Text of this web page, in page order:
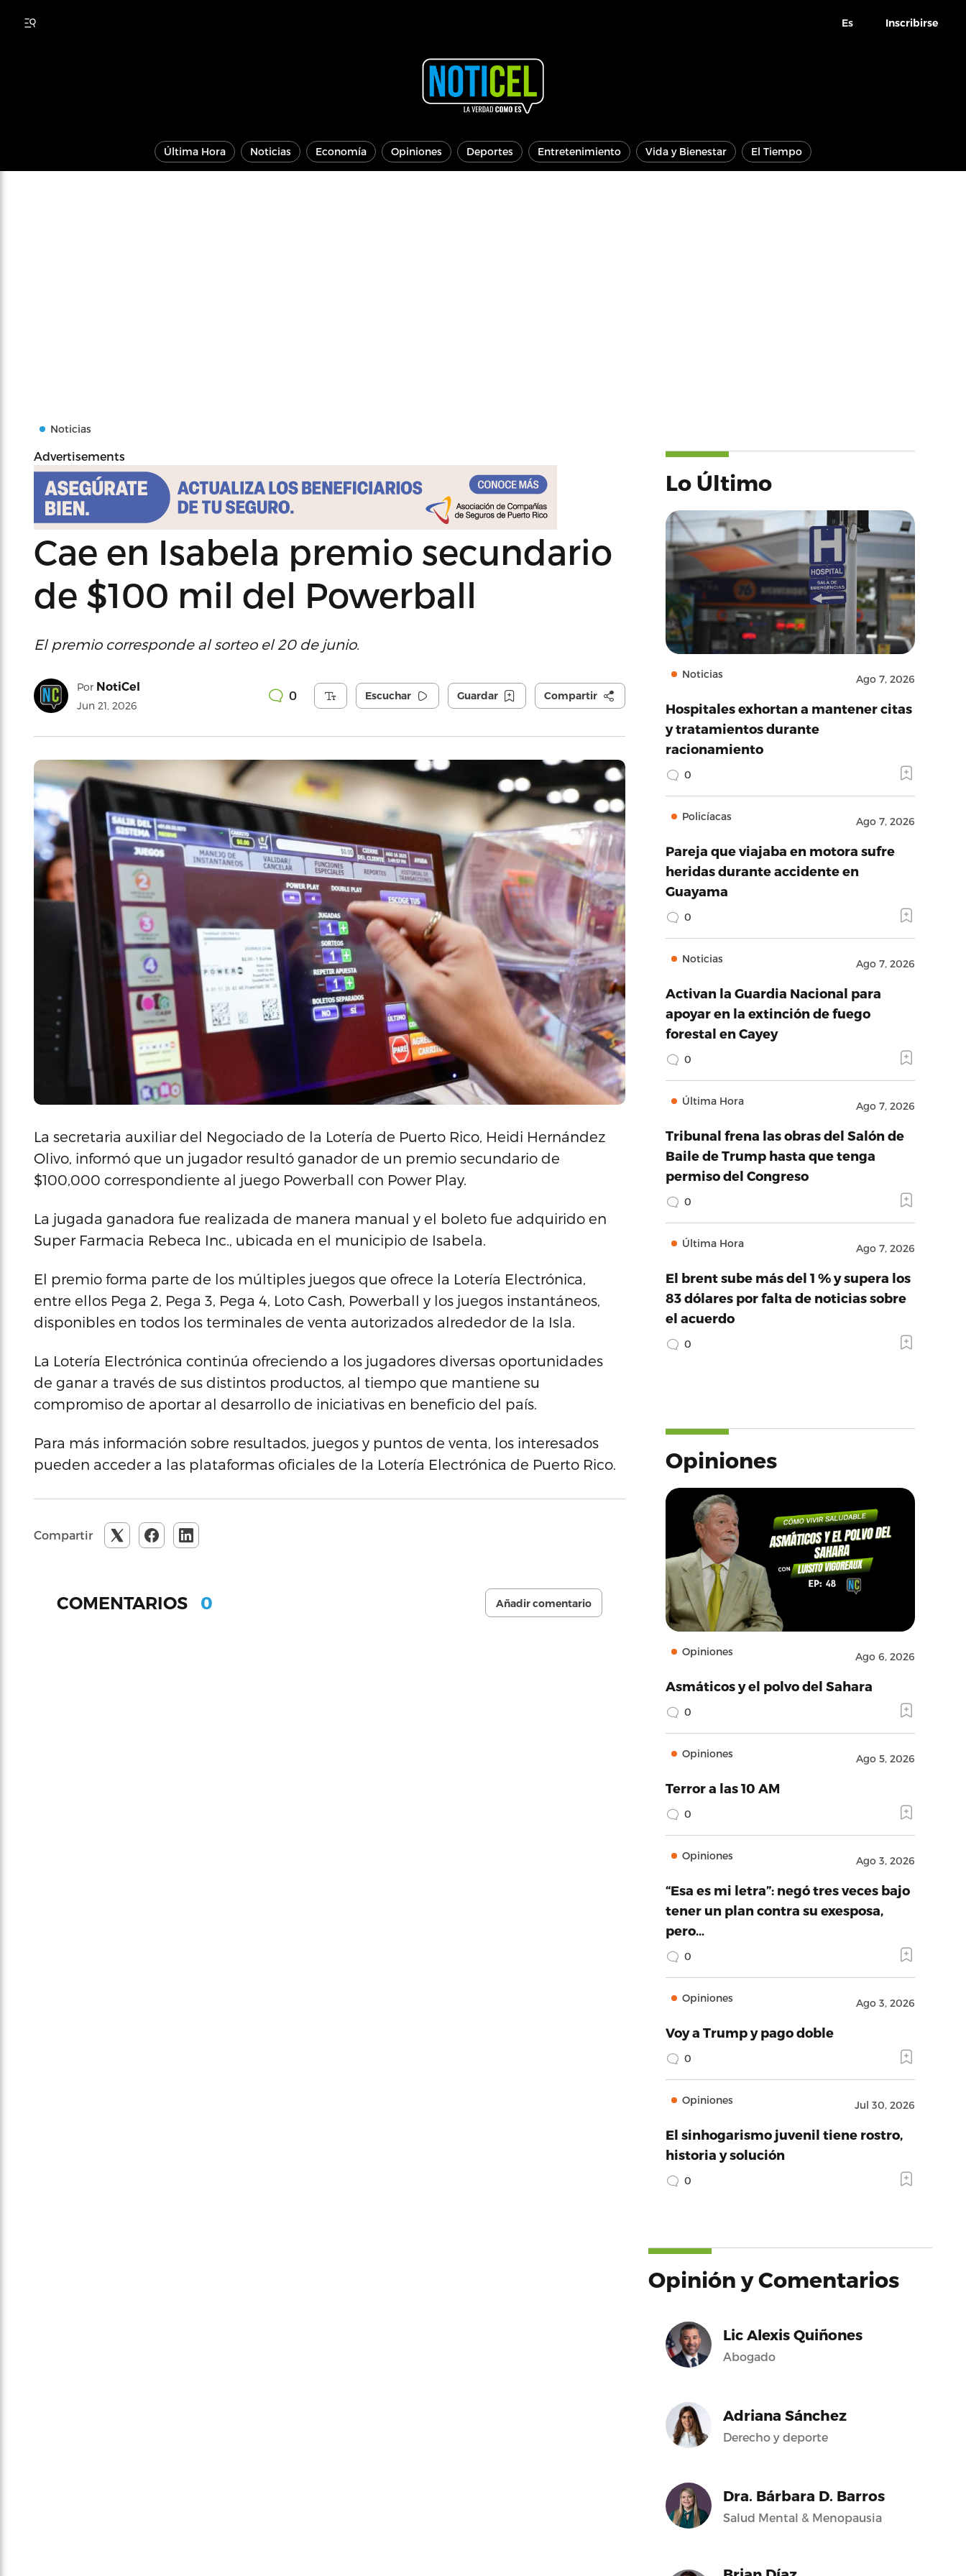
Es Inscribirse
Última Hora Noticias Economía Opiniones Deportes Entretenimiento Vida y Bienestar El Tiempo
Noticias
Advertisements
Cae en Isabela premio secundario
de $100 mil del Powerball
El premio corresponde al sorteo el 20 de junio.
Por NotiCel
Jun 21, 2026
0 Escuchar Guardar Compartir
La secretaria auxiliar del Negociado de la Lotería de Puerto Rico, Heidi Hernández
Olivo, informó que un jugador resultó ganador de un premio secundario de
$100,000 correspondiente al juego Powerball con Power Play.
La jugada ganadora fue realizada de manera manual y el boleto fue adquirido en
Super Farmacia Rebeca Inc., ubicada en el municipio de Isabela.
El premio forma parte de los múltiples juegos que ofrece la Lotería Electrónica,
entre ellos Pega 2, Pega 3, Pega 4, Loto Cash, Powerball y los juegos instantáneos,
disponibles en todos los terminales de venta autorizados alrededor de la Isla.
La Lotería Electrónica continúa ofreciendo a los jugadores diversas oportunidades
de ganar a través de sus distintos productos, al tiempo que mantiene su
compromiso de aportar al desarrollo de iniciativas en beneficio del país.
Para más información sobre resultados, juegos y puntos de venta, los interesados
pueden acceder a las plataformas oficiales de la Lotería Electrónica de Puerto Rico.
Compartir
COMENTARIOS 0 Añadir comentario
Lo Último
Noticias Ago 7, 2026
Hospitales exhortan a mantener citas
y tratamientos durante
racionamiento
0
Policíacas Ago 7, 2026
Pareja que viajaba en motora sufre
heridas durante accidente en
Guayama
0
Noticias Ago 7, 2026
Activan la Guardia Nacional para
apoyar en la extinción de fuego
forestal en Cayey
0
Última Hora Ago 7, 2026
Tribunal frena las obras del Salón de
Baile de Trump hasta que tenga
permiso del Congreso
0
Última Hora Ago 7, 2026
El brent sube más del 1 % y supera los
83 dólares por falta de noticias sobre
el acuerdo
0
Opiniones
Opiniones Ago 6, 2026
Asmáticos y el polvo del Sahara
0
Opiniones Ago 5, 2026
Terror a las 10 AM
0
Opiniones Ago 3, 2026
“Esa es mi letra”: negó tres veces bajo
tener un plan contra su exesposa,
pero…
0
Opiniones Ago 3, 2026
Voy a Trump y pago doble
0
Opiniones Jul 30, 2026
El sinhogarismo juvenil tiene rostro,
historia y solución
0
Opinión y Comentarios
Lic Alexis Quiñones
Abogado
Adriana Sánchez
Derecho y deporte
Dra. Bárbara D. Barros
Salud Mental & Menopausia